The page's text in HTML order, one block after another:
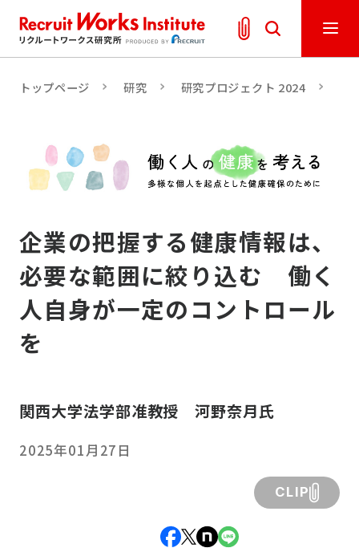
トップページ 研究 研究プロジェクト 2024
企業の把握する健康情報は、
必要な範囲に絞り込む 働く
人自身が一定のコントロール
を
関西大学法学部准教授 河野奈月氏
2025年01月27日
CLIP